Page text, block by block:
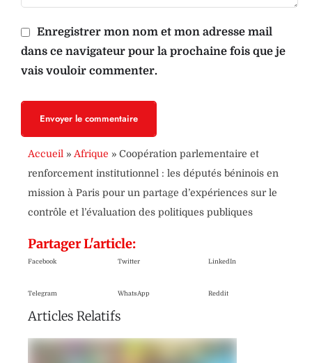
Enregistrer mon nom et mon adresse mail
dans ce navigateur pour la prochaine fois que je
vais vouloir commenter.
Envoyer le commentaire
Accueil » Afrique » Coopération parlementaire et
renforcement institutionnel : les députés béninois en
mission à Paris pour un partage d’expériences sur le
contrôle et l’évaluation des politiques publiques
Partager L'article:
Facebook Twitter LinkedIn
Telegram WhatsApp Reddit
Articles Relatifs